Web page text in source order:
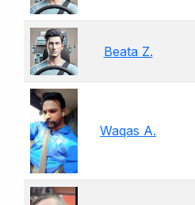
Beata Z.
Waqas A.